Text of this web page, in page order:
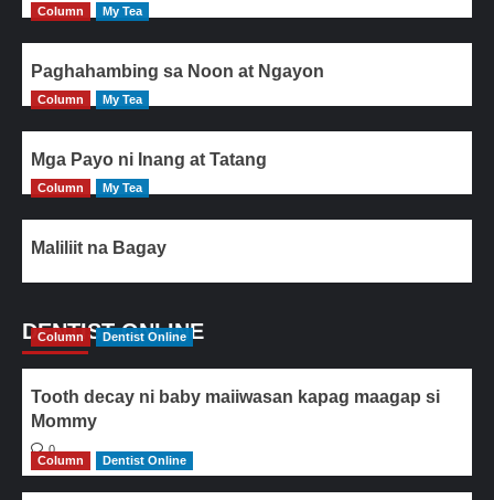
Column My Tea
Paghahambing sa Noon at Ngayon
Column My Tea
Mga Payo ni Inang at Tatang
Column My Tea
Maliliit na Bagay
DENTIST ONLINE
Column Dentist Online
Tooth decay ni baby maiiwasan kapag maagap si
Mommy
0
Column
Dentist Online